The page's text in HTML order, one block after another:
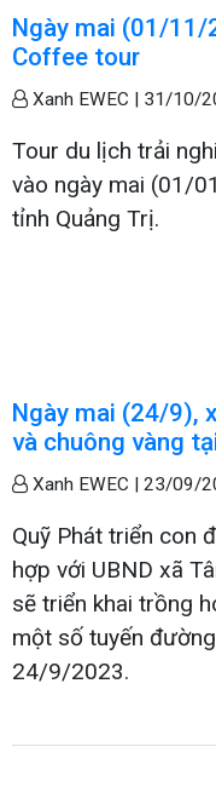
Ngày mai (01/11/
Coffee tour
Xanh EWEC | 31/10/
Tour du lịch trải
vào ngày mai (01/
tỉnh Quảng Trị.
Ngày mai (24/9),
và chuông vàng
Xanh EWEC | 23/09/
Quỹ Phát triển con
hợp với UBND xã
sẽ triển khai trồng
một số tuyến
24/9/2023.